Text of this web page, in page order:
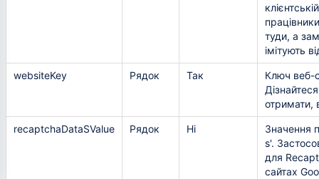
туди, а
імітують
websiteKey Рядок Так
Ключ веб-
отримати,
recaptchaDataSValue Рядок Ні
Значення
s'.
для
сайтах